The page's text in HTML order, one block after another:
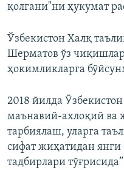
қолгани"ни ҳукумат
Ўзбекистон Халқ
Шерматов ўз
ҳокимликларга
2018 йилда
маънавий-ахлоқий ва
тарбиялаш, уларга
сифат жиҳатидан янги
тадбирлари